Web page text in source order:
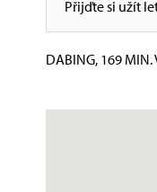
Přijďte si užít
DABING, 169 MIN.